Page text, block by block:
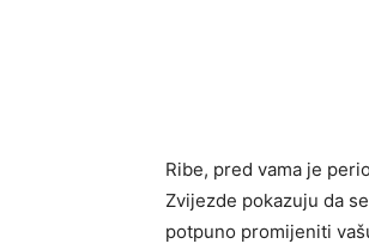
Ribe, pred vama je
Zvijezde pokazuju da
potpuno promijeniti